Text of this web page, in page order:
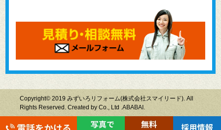
Copyright© 2019 みずいろリフォーム(株式会社スマイリード). All
Rights Reserved. Created by Co., Ltd .ABABAI.